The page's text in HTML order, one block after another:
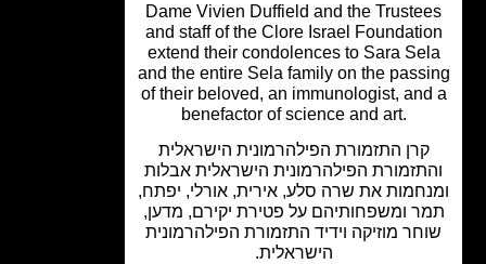
Dame Vivien Duffield and the
and staff of the Clore Israel
extend their condolences to Sara
and the entire Sela family on the
of their beloved, an immunologist,
benefactor of science and art.
קרן התזמורת הפילהרמונית הישראלית
הפילהרמונית הישראלית אבלות
את שרה סלע, אירית, אורלי, יפתח,
ומשפחותיהם על פטירת יקירם, מדען,
מוזיקה וידיד התזמורת הפילהרמונית
הישראלית.